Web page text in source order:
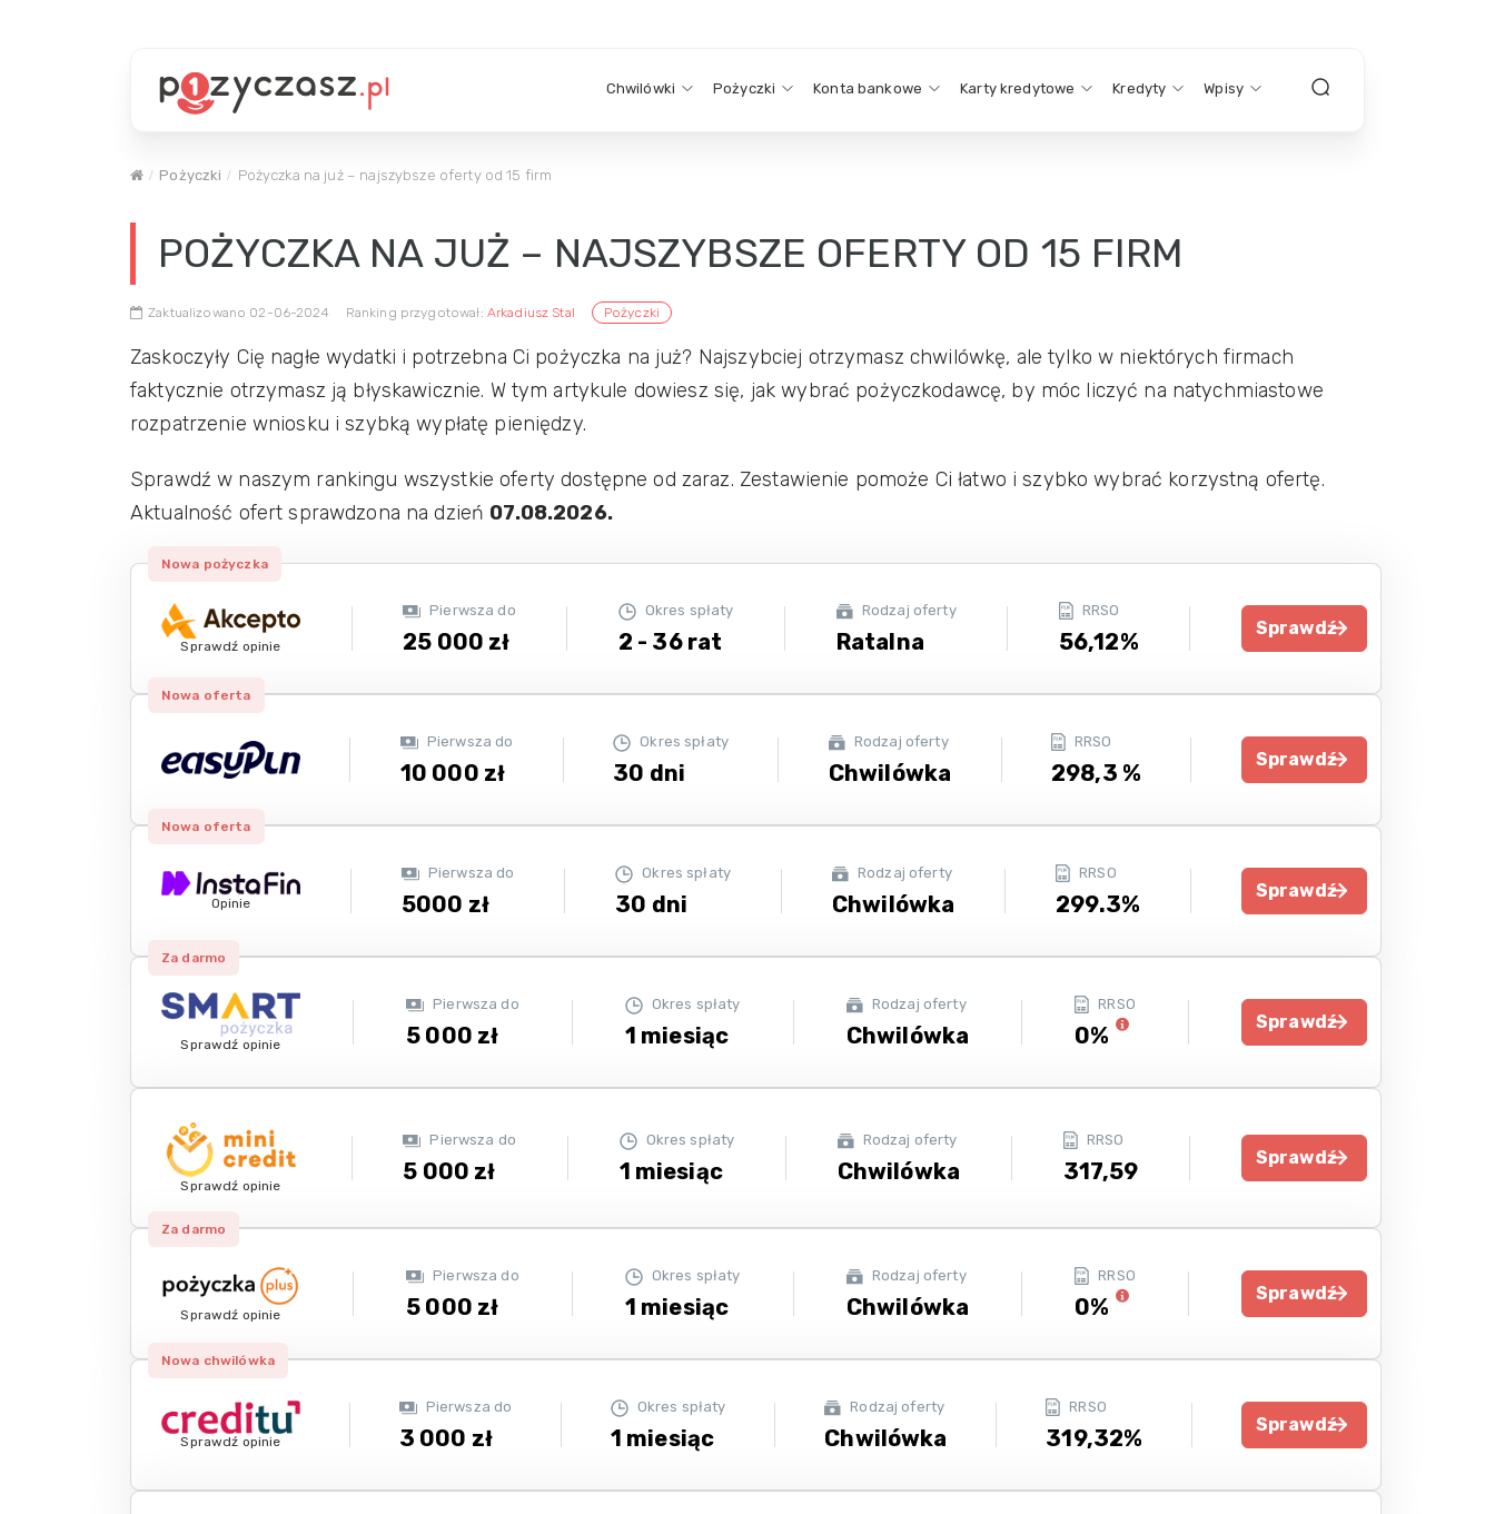
Chwilówki Pożyczki Konta bankowe Karty kredytowe Kredyty Wpisy
Pożyczki Pożyczka na już – najszybsze oferty od 15 firm
POŻYCZKA NA JUŻ – NAJSZYBSZE OFERTY OD 15 FIRM
Zaktualizowano 02-06-2024 Ranking przygotował: Arkadiusz Stal Pożyczki
Zaskoczyły Cię nagłe wydatki i potrzebna Ci pożyczka na już? Najszybciej otrzymasz chwilówkę, ale tylko w niektórych firmach
faktycznie otrzymasz ją błyskawicznie. W tym artykule dowiesz się, jak wybrać pożyczkodawcę, by móc liczyć na natychmiastowe
rozpatrzenie wniosku i szybką wypłatę pieniędzy.
Sprawdź w naszym rankingu wszystkie oferty dostępne od zaraz. Zestawienie pomoże Ci łatwo i szybko wybrać korzystną ofertę.
Aktualność ofert sprawdzona na dzień 07.08.2026.
Nowa pożyczka
Sprawdź opinie
Pierwsza do
25 000 zł
Okres spłaty
2 - 36 rat
Rodzaj oferty
Ratalna
RRSO
56,12%
Sprawdź
Nowa oferta
Pierwsza do
10 000 zł
Okres spłaty
30 dni
Rodzaj oferty
Chwilówka
RRSO
298,3 %
Sprawdź
Nowa oferta
Opinie
Pierwsza do
5000 zł
Okres spłaty
30 dni
Rodzaj oferty
Chwilówka
RRSO
299.3%
Sprawdź
Za darmo
Sprawdź opinie
Pierwsza do
5 000 zł
Okres spłaty
1 miesiąc
Rodzaj oferty
Chwilówka
RRSO
0%
Sprawdź
Sprawdź opinie
Pierwsza do
5 000 zł
Okres spłaty
1 miesiąc
Rodzaj oferty
Chwilówka
RRSO
317,59
Sprawdź
Za darmo
Sprawdź opinie
Pierwsza do
5 000 zł
Okres spłaty
1 miesiąc
Rodzaj oferty
Chwilówka
RRSO
0%
Sprawdź
Nowa chwilówka
Sprawdź opinie
Pierwsza do
3 000 zł
Okres spłaty
1 miesiąc
Rodzaj oferty
Chwilówka
RRSO
319,32%
Sprawdź